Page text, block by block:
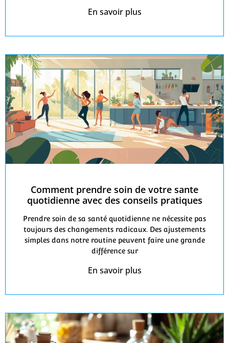
En savoir plus
Comment prendre soin de votre sante
quotidienne avec des conseils pratiques
Prendre soin de sa santé quotidienne ne nécessite pas
toujours des changements radicaux. Des ajustements
simples dans notre routine peuvent faire une grande
différence sur
En savoir plus